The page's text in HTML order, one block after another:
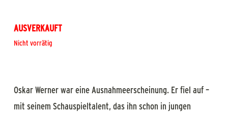
AUSVERKAUFT
Nicht vorrätig
Oskar Werner war eine Ausnahmeerscheinung. Er fiel auf –
mit seinem Schauspieltalent, das ihn schon in jungen